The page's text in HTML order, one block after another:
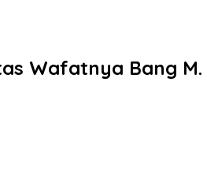
Wafatnya Bang